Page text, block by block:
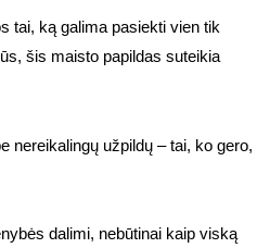
tai, ką galima pasiekti vien tik
šis maisto papildas suteikia
nereikalingų užpildų – tai, ko gero,
dalimi, nebūtinai kaip viską